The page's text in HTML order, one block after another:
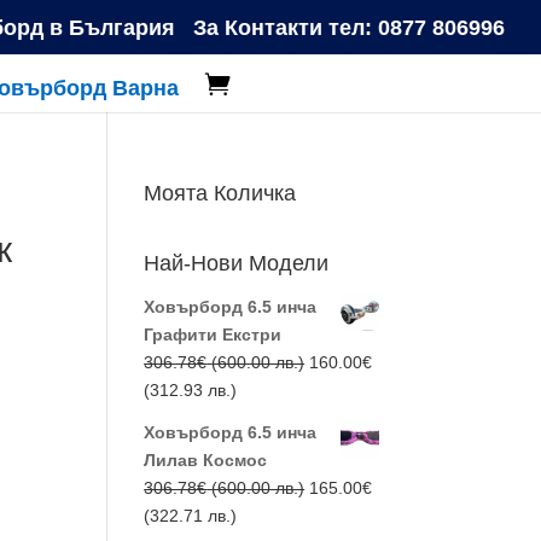
в България За Контакти тел: 0877 806996
Варна 
Моята Количка
Най-Нови Модели
Ховърборд 6.5 инча
Графити Екстри
306.78€ (600.00 лв.) Original
306.78€
лв.).
160.00€
(312.93 лв.)
е:
160.00€
(312.93
Ховърборд 6.5 инча
Лилав Космос
306.78€ (600.00 лв.) Original
165.00€
(322.71 лв.)